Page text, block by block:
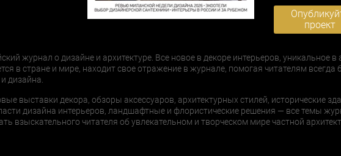
проект
журнал о дизайне и архитектуре. Все новое в декоре интерьеров, уникальное в
в стране и мире, находит свое отражение в журнале, помогая читателям всегда
дизайна.
выставки декора, обзоры аксессуаров, архитектурных стилей, исторические
дизайна интерьеров, ландшафтные и флористические решения — все темы
взыскательного читателя об увлекательном и творческом мире частной